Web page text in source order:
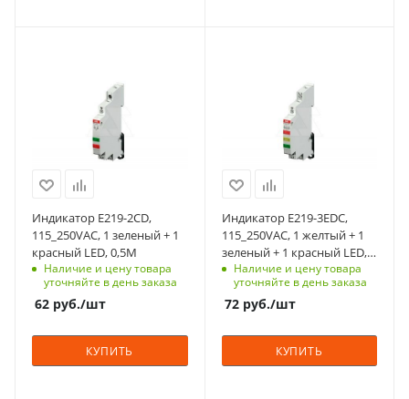
Количество модулей
Срок поставки под
заказ
Индикация
светодиодная
Цвет
красный-зеленый
1
Единицы измерения
Индикатор E219-2CD,
115_250VAC, 1 зеленый + 1
красный LED, 0,5M
Наличие и цену товара
уточняйте в день заказа
62 руб./шт
КУПИТЬ
Количество модулей
Срок поставки под
заказ
Индикация
светодиодная
Цвет
красный-желтый-
зеленый
Количество в упаковке
Индикатор E219-3EDC,
115_250VAC, 1 желтый + 1
зеленый + 1 красный LED,
0,5MНаличие и цену товара
уточняйте в день заказа
72руб./шт
КУПИТЬ